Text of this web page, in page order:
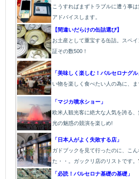
こうすればまずトラブルに遭う事
アドバイスします。
【間違いだらけの缶詰選び】
お土産として重宝する缶詰。スペ
証その数500！
「美味しく楽しむ！バルセロナグ
い物を楽しく食べたい人の為に、ま
「マジカ噴水ショー」
欧米人観光客に絶大な人気を誇る
光の魅惑の競演を楽しめ!
「日本人がよく失敗する店」
ガドブックを見て行ったのに、こ
た・・。ガックリ店のリストです。
「必読！バルセロナ基礎の基礎」